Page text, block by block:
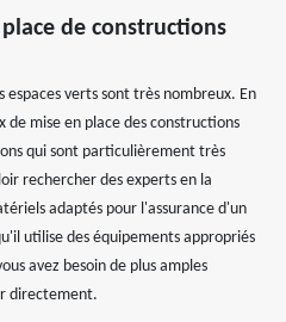
de constructions
espaces verts sont très nombreux. En
mise en place des constructions
qui sont particulièrement très
rechercher des experts en la
adaptés pour l'assurance d'un
utilise des équipements appropriés
avez besoin de plus amples
directement.